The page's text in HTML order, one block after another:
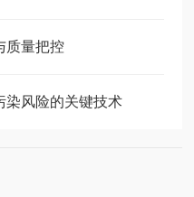
质量把控
染风险的关键技术